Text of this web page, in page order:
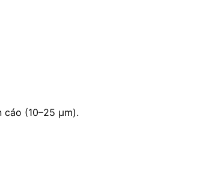
(10–25 µm).